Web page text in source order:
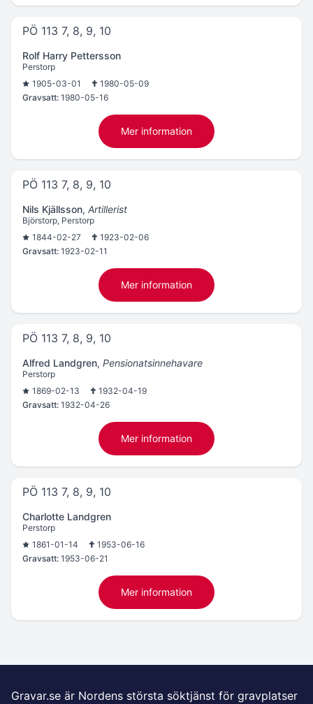
PÖ 113 7, 8, 9, 10
Rolf Harry Pettersson
Perstorp
1905-03-01
1980-05-09
Gravsatt: 1980-05-16
Mer information
PÖ 113 7, 8, 9, 10
Nils Kjällsson, Artillerist
Björstorp, Perstorp
1844-02-27
1923-02-06
Gravsatt: 1923-02-11
Mer information
PÖ 113 7, 8, 9, 10
Alfred Landgren, Pensionatsinnehavare
Perstorp
1869-02-13
1932-04-19
Gravsatt: 1932-04-26
Mer information
PÖ 113 7, 8, 9, 10
Charlotte Landgren
Perstorp
1861-01-14
1953-06-16
Gravsatt: 1953-06-21
Mer information
Gravar.se är Nordens största söktjänst för gravplatser